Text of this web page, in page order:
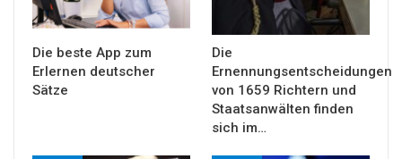
Die beste App zum
Erlernen deutscher
Sätze
Die
Ernennungsentscheidungen
von 1659 Richtern und
Staatsanwälten finden
sich im…